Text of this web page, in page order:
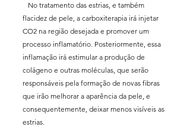
No tratamento das estrias, e também
flacidez de pele, a carboxiterapia irá injetar
CO2 na região desejada e promover um
processo inflamatório. Posteriormente, essa
inflamação irá estimular a produção de
colágeno e outras moléculas, que serão
responsáveis pela formação de novas fibras
que irão melhorar a aparência da pele, e
consequentemente, deixar menos visíveis as
estrias.